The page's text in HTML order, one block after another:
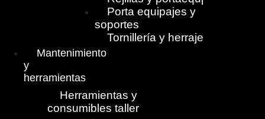
Porta equipajes y
soportes
Tornillería y herrajes
Mantenimiento
y
herramientas
Herramientas y
consumibles taller